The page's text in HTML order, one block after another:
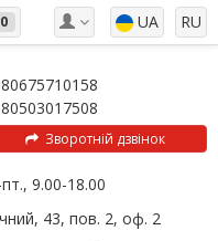
RU
UA
0
Зворотній дзвінок
9.00-18.00
43, пов. 2, оф. 2